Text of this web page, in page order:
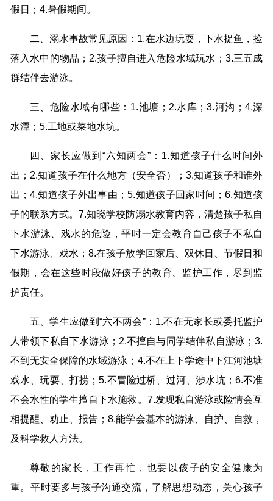
假日；4.暑假期间。
二、溺水事故常见原因：1.在水边玩耍，下水捉鱼，捡
落入水中的物品；2.孩子擅自进入危险水域玩水；3.三五成
群结伴去游泳。
三、危险水域有哪些：1.池塘；2.水库；3.河沟；4.深
水潭；5.工地或菜地水坑。
四、家长应做到“六知两会”：1.知道孩子什么时间外
出；2.知道孩子在什么地方（安全否）；3.知道孩子和谁外
出；4.知道孩子外出事由；5.知道孩子回家时间；6.知道孩
子的联系方式。7.知晓学校防溺水教育内容，清楚孩子私自
下水游泳、戏水的危险，平时一定会教育自己孩子不私自
下水游泳、戏水；8.在孩子放学回家后、双休日、节假日和
假期，会在这些时段做好孩子的教育、监护工作，尽到监
护责任。
五、学生应做到“六不两会”：1.不在无家长或委托监护
人带领下私自下水游泳；2.不擅自与同学结伴私自游泳；3.
不到无安全保障的水域游泳；4.不在上下学途中下江河池塘
戏水、玩耍、打捞；5.不冒险过桥、过河、涉水坑；6.不准
不会水性的学生擅自下水施救。7.发现私自游泳或险情会互
相提醒、劝止、报告；8.能学会基本的游泳、自护、自救，
及科学救人方法。
尊敬的家长，工作再忙，也要以孩子的安全健康为
重。平时要多与孩子沟通交流，了解思想动态，关心孩子